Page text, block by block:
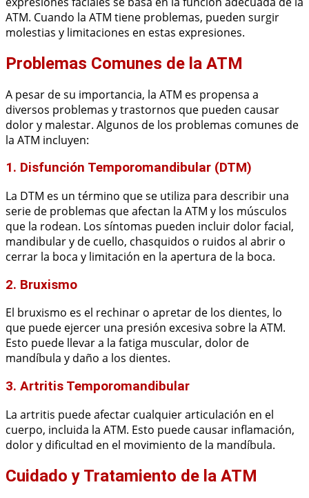
ATM. Cuando la ATM tiene problemas, pueden surgir
molestias y limitaciones en estas expresiones.
Problemas Comunes de la ATM
A pesar de su importancia, la ATM es propensa a
diversos problemas y trastornos que pueden causar
dolor y malestar. Algunos de los problemas comunes de
la ATM incluyen:
1. Disfunción Temporomandibular (DTM)
La DTM es un término que se utiliza para describir una
serie de problemas que afectan la ATM y los músculos
que la rodean. Los síntomas pueden incluir dolor facial,
mandibular y de cuello, chasquidos o ruidos al abrir o
cerrar la boca y limitación en la apertura de la boca.
2. Bruxismo
El bruxismo es el rechinar o apretar de los dientes, lo
que puede ejercer una presión excesiva sobre la ATM.
Esto puede llevar a la fatiga muscular, dolor de
mandíbula y daño a los dientes.
3. Artritis Temporomandibular
La artritis puede afectar cualquier articulación en el
cuerpo, incluida la ATM. Esto puede causar inflamación,
dolor y dificultad en el movimiento de la mandíbula.
Cuidado y Tratamiento de la ATM